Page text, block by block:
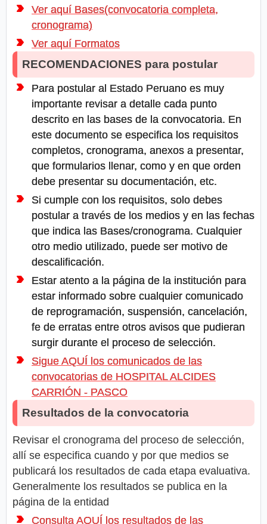
Ver aquí Bases(convocatoria completa,
cronograma)
Ver aquí Formatos
RECOMENDACIONES para postular
Para postular al Estado Peruano es muy
importante revisar a detalle cada punto
descrito en las bases de la convocatoria. En
este documento se especifica los requisitos
completos, cronograma, anexos a presentar,
que formularios llenar, como y en que orden
debe presentar su documentación, etc.
Si cumple con los requisitos, solo debes
postular a través de los medios y en las fechas
que indica las Bases/cronograma. Cualquier
otro medio utilizado, puede ser motivo de
descalificación.
Estar atento a la página de la institución para
estar informado sobre cualquier comunicado
de reprogramación, suspensión, cancelación,
fe de erratas entre otros avisos que pudieran
surgir durante el proceso de selección.
Sigue AQUÍ los comunicados de las
convocatorias de HOSPITAL ALCIDES
CARRIÓN - PASCO
Resultados de la convocatoria
Revisar el cronograma del proceso de selección,
allí se especifica cuando y por que medios se
publicará los resultados de cada etapa evaluativa.
Generalmente los resultados se publica en la
página de la entidad
Consulta AQUÍ los resultados de las